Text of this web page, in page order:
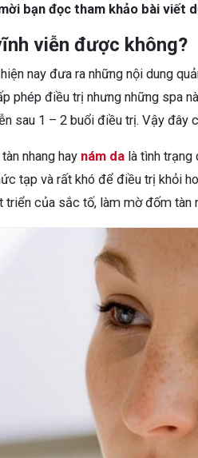
bạn đọc tham khảo bài viết
viễn được không?
nay đưa ra những nội dung
phép điều trị nhưng những spa
sau 1 – 2 buổi điều trị. Vậy đây
nhang hay nám da là tình trạng
tạp và rất khó để điều trị khỏi
của sắc tố, làm mờ đốm tàn